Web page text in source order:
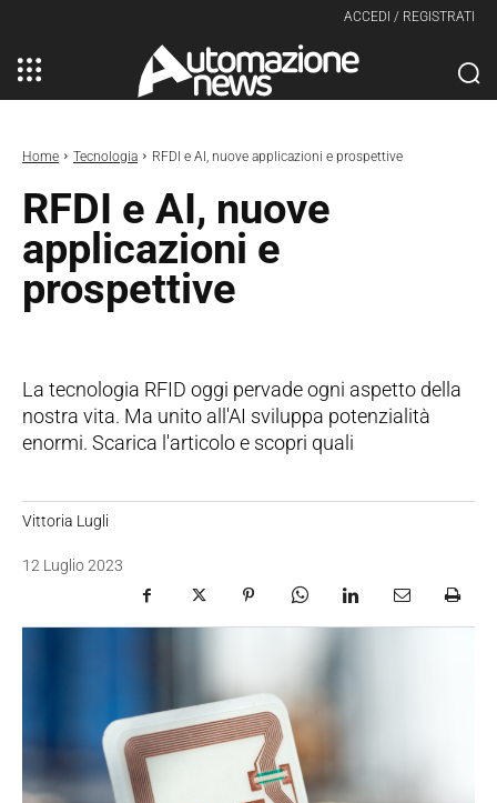
ACCEDI / REGISTRATI
Home Tecnologia RFDI e AI, nuove applicazioni e prospettive
RFDI e AI, nuove
applicazioni e
prospettive
La tecnologia RFID oggi pervade ogni aspetto della
nostra vita. Ma unito all'AI sviluppa potenzialità
enormi. Scarica l'articolo e scopri quali
Vittoria Lugli
12 Luglio 2023